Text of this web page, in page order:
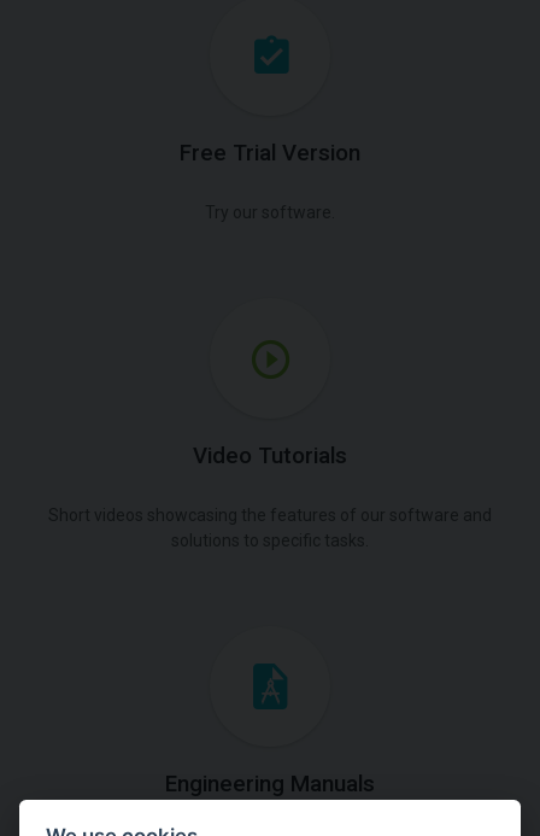
Free Trial Version
Video Tutorials
Engineering Manuals